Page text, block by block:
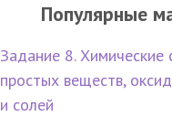
Популярные
Задание 8. Химические
простых веществ,
и солей